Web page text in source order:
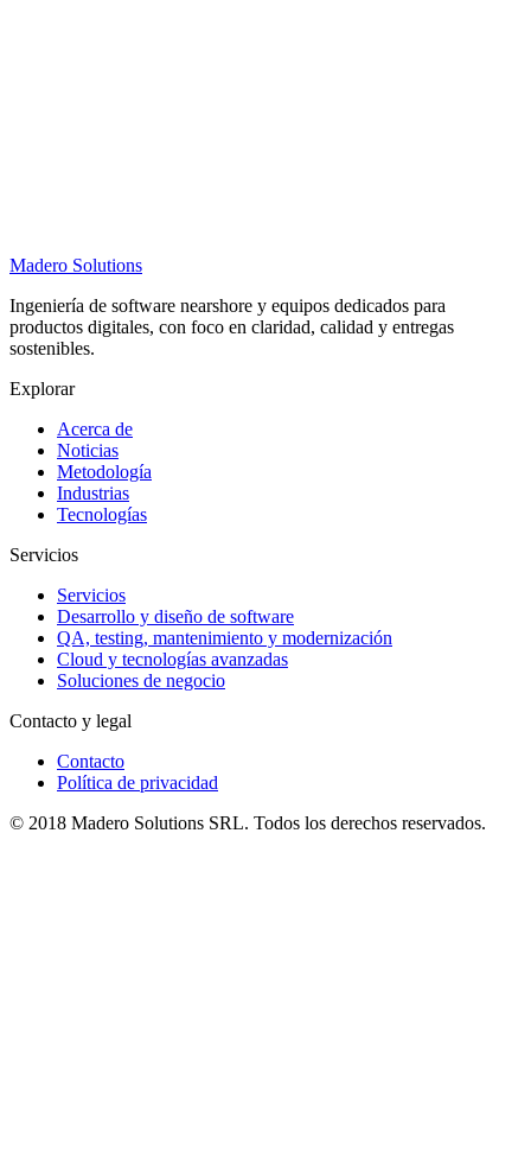
Madero Solutions
Ingeniería de software nearshore y equipos dedicados para
productos digitales, con foco en claridad, calidad y entregas
sostenibles.
Explorar
Acerca de
Noticias
Metodología
Industrias
Tecnologías
Servicios
Servicios
Desarrollo y diseño de software
QA, testing, mantenimiento y modernización
Cloud y tecnologías avanzadas
Soluciones de negocio
Contacto y legal
Contacto
Política de privacidad
© 2018 Madero Solutions SRL. Todos los derechos reservados.